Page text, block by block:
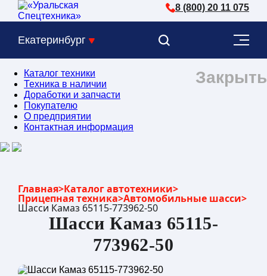
8 (800) 20 11 075
Екатеринбург
Закрыть
Каталог техники
Техника в наличии
Доработки и запчасти
Покупателю
О предприятии
Контактная информация
Главная>Каталог автотехники>
Прицепная техника>Автомобильные шасси>
Шасси Камаз 65115-773962-50
Шасси Камаз 65115-
773962-50